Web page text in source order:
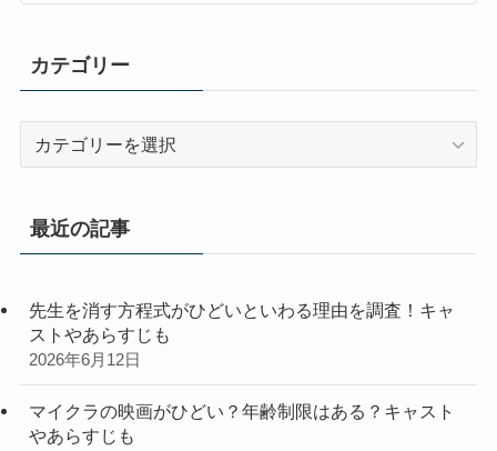
カテゴリー
リ
最近の記事
先生を消す方程式がひどいといわる理由を調査！キャ
ストやあらすじも
2026年6月12日
マイクラの映画がひどい？年齢制限はある？キャスト
やあらすじも